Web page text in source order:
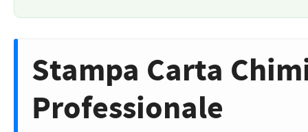
Stampa Carta
Professionale